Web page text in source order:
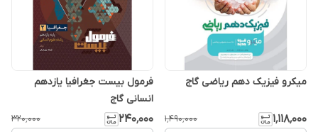
میکرو فیزیک دهم ریاضی گاج
۱٬۱۱۸٬۰۰۰ ۱٬۴۹۰٬۰۰۰
فرمول بیست جغرافیا یازدهم
انسانی گاج
۲۴۰٬۰۰۰ ۳۲۰٬۰۰۰